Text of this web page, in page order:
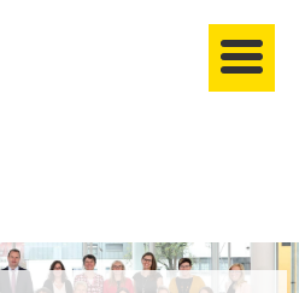
anmelden